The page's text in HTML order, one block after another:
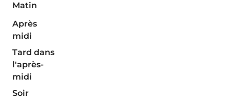
Matin
Après
midi
Tard dans
l'après-
midi
Soir